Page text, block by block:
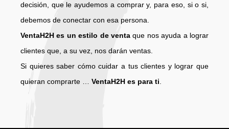
decisión, que le ayudemos a comprar y, para eso, si o si,
debemos de conectar con esa persona.
VentaH2H es un estilo de venta que nos ayuda a lograr
clientes que, a su vez, nos darán ventas.
Si quieres saber cómo cuidar a tus clientes y lograr que
quieran comprarte … VentaH2H es para ti